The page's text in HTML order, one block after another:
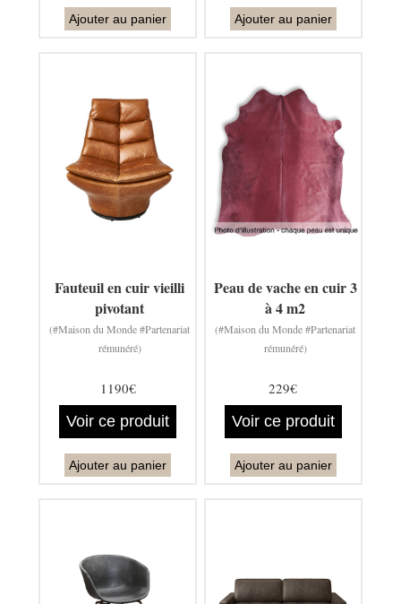
Ajouter au panier Ajouter au panier
Fauteuil en cuir vieilli
pivotant
(#Maison du Monde #Partenariat
rémunéré)
1190€
Voir ce produit
Ajouter au panier
Peau de vache en cuir 3
à 4 m2
(#Maison du Monde #Partenariat
rémunéré)
229€
Voir ce produit
Ajouter au panier